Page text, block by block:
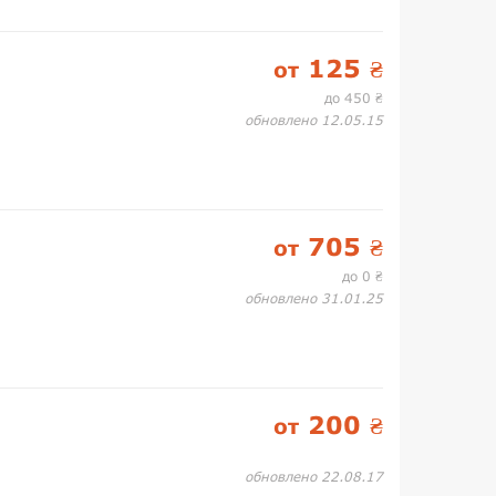
от 125 ₴
до 450 ₴
обновлено 12.05.15
от 705 ₴
до 0 ₴
обновлено 31.01.25
от 200 ₴
обновлено 22.08.17